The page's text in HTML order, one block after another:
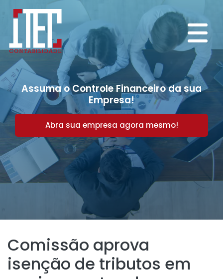
Assuma o Controle Financeiro da sua
Empresa!
Abra sua empresa agora mesmo!
Comissão aprova
isenção de tributos em